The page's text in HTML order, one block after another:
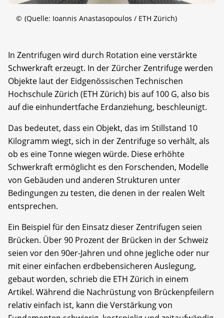
© (Quelle: Ioannis Anastasopoulos / ETH Zürich)
In Zentrifugen wird durch Rotation eine verstärkte
Schwerkraft erzeugt. In der Zürcher Zentrifuge werden
Objekte laut der Eidgenössischen Technischen
Hochschule Zürich (ETH Zürich) bis auf 100 G, also bis
auf die einhundertfache Erdanziehung, beschleunigt.
Das bedeutet, dass ein Objekt, das im Stillstand 10
Kilogramm wiegt, sich in der Zentrifuge so verhält, als
ob es eine Tonne wiegen würde. Diese erhöhte
Schwerkraft ermöglicht es den Forschenden, Modelle
von Gebäuden und anderen Strukturen unter
Bedingungen zu testen, die denen in der realen Welt
entsprechen.
Ein Beispiel für den Einsatz dieser Zentrifugen seien
Brücken. Über 90 Prozent der Brücken in der Schweiz
seien vor den 90er-Jahren und ohne jegliche oder nur
mit einer einfachen erdbebensicheren Auslegung,
gebaut worden, schrieb die ETH Zürich in einem
Artikel. Während die Nachrüstung von Brückenpfeilern
relativ einfach ist, kann die Verstärkung von